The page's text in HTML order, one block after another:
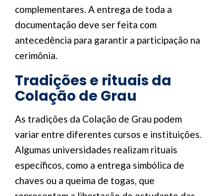
complementares. A entrega de toda a
documentação deve ser feita com
antecedência para garantir a participação na
cerimônia.
Tradições e rituais da
Colação de Grau
As tradições da Colação de Grau podem
variar entre diferentes cursos e instituições.
Algumas universidades realizam rituais
específicos, como a entrega simbólica de
chaves ou a queima de togas, que